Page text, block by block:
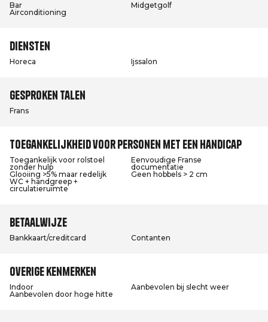
Bar
Midgetgolf
Airconditioning
Diensten
Horeca Ijssalon
Gesproken talen
Frans
Toegankelijkheid voor personen met een handicap
Toegankelijk voor rolstoel
zonder hulp
Eenvoudige Franse
documentatie
Glooiing >5% maar redelijk
Geen hobbels > 2 cm
WC + handgreep +
circulatieruimte
Betaalwijze
Bankkaart/creditcard Contanten
Overige kenmerken
Indoor
Aanbevolen bij slecht weer
Aanbevolen door hoge hitte